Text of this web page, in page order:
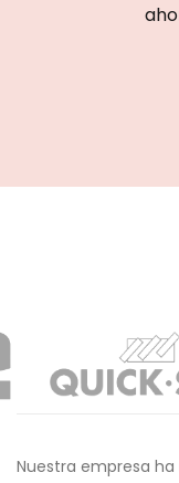
Nuestra empresa ha